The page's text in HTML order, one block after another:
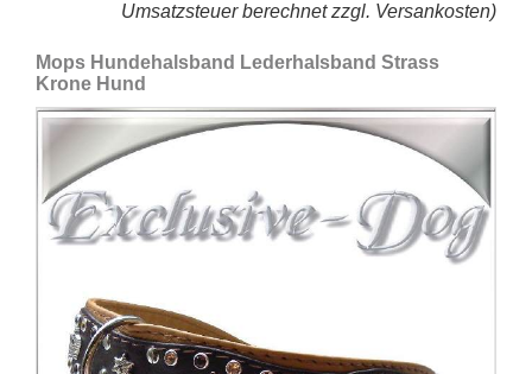
Umsatzsteuer berechnet zzgl. Versankosten)
Mops Hundehalsband Lederhalsband Strass
Krone Hund